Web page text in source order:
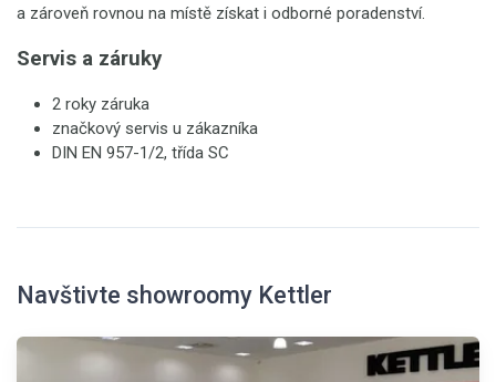
a zároveň rovnou na místě získat i odborné poradenství.
Servis a záruky
2 roky záruka
značkový servis u zákazníka
DIN EN 957-1/2, třída SC
Navštivte showroomy Kettler